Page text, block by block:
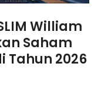
William
Saham
Tahun 2026